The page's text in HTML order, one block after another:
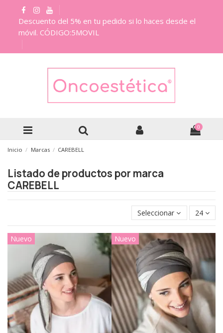
Descuento del 5% en tu pedido si lo haces desde el
móvil. CÓDIGO:5MOVIL
0
Inicio Marcas CAREBELL
Listado de productos por marca
CAREBELL
Seleccionar 24
Nuevo Nuevo